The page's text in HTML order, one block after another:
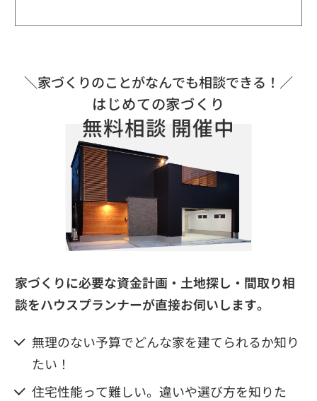
はじめての家づくり
無料相談 開催中
家づくりに必要な資金計画・土地探し・間取り相
談をハウスプランナーが直接お伺いします。
無理のない予算でどんな家を建てられるか知り
たい！
住宅性能って難しい。違いや選び方を知りた